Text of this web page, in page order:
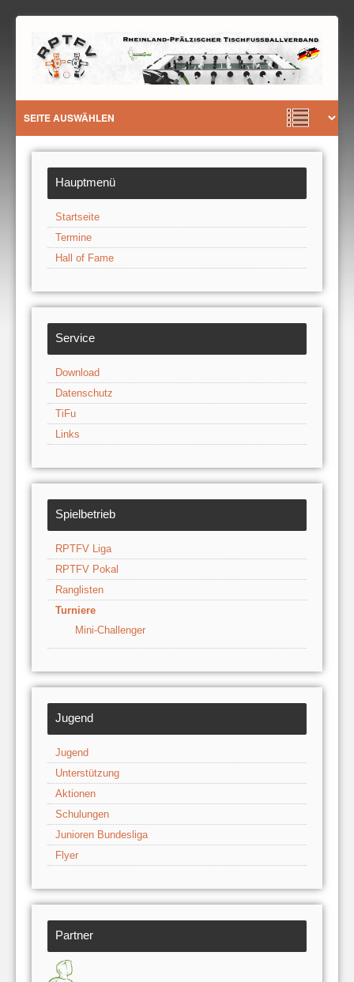
Hauptmenü
Startseite
Termine
Hall of Fame
Service
Download
Datenschutz
TiFu
Links
Spielbetrieb
RPTFV Liga
RPTFV Pokal
Ranglisten
Turniere
Mini-Challenger
Jugend
Jugend
Unterstützung
Aktionen
Schulungen
Junioren Bundesliga
Flyer
Partner